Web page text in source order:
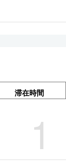
滞在時間
1